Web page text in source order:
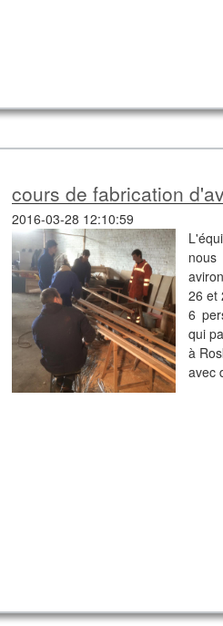
cours de fabrication
2016-03-28 12:10:59
26 et
6
qui
à
avec